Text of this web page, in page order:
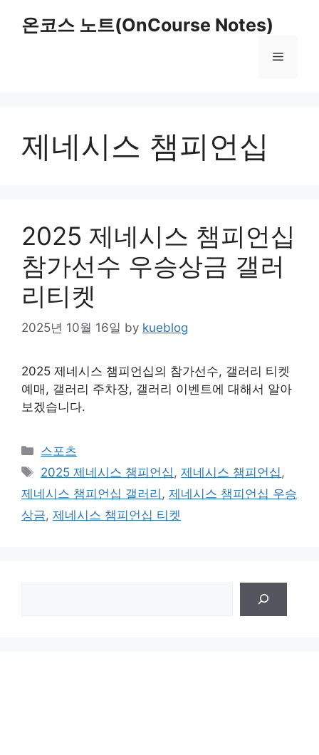
온코스 노트(OnCourse Notes)
Menu
제네시스 챔피언십
2025 제네시스 챔피언십
참가선수 우승상금 갤러
리티켓
2025년 10월 16일 by kueblog
2025 제네시스 챔피언십의 참가선수, 갤러리 티켓
예매, 갤러리 주차장, 갤러리 이벤트에 대해서 알아
보겠습니다.
Categories
스포츠
Tags
2025 제네시스 챔피언십 ,제네시스 챔피언십 ,
제네시스 챔피언십 갤러리 , 제네시스 챔피언십 우승
상금, 제네시스 챔피언십 티켓